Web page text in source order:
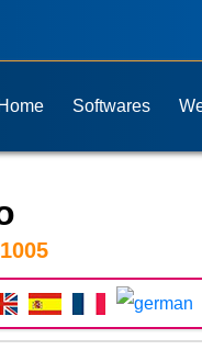
Home Softwares